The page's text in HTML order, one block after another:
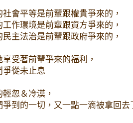
會平等是前輩跟權貴爭來的，
作環境是前輩跟資方爭來的，
主法治是前輩跟政府爭來的，
受著前輩爭來的福利，
爭從未止息
忽＆冷漠，
爭到的一切，又一點一滴被拿回去